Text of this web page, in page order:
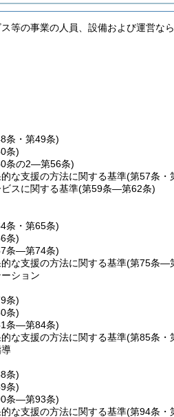
等の事業の人員、設備および運営な
条・第49条)
条)
条の2―第56条)
な支援の方法に関する基準(第57条・
スに関する基準(第59条―第62条)
条・第65条)
条)
条―第74条)
な支援の方法に関する基準(第75条―
ション
条)
条)
条―第84条)
な支援の方法に関する基準(第85条・
条)
条)
条―第93条)
な支援の方法に関する基準(第94条・